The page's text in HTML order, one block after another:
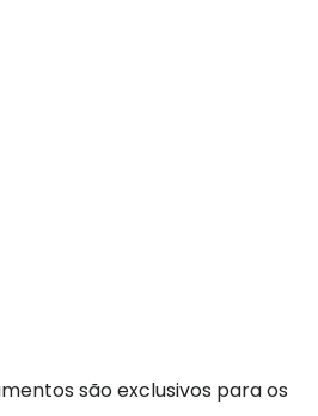
são exclusivos para os